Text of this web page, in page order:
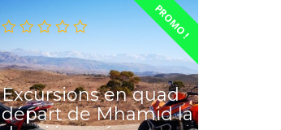
PROMO !
Excursions en quad
départ de Mhamid la